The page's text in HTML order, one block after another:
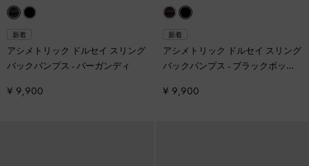
新着
アシメトリック ドルセイ スリング
バックパンプス -バーガンディ
¥ 9,900
新着
アシメトリック ドルセイ スリング
バックパンプス - ブラックボック
¥ 9,900